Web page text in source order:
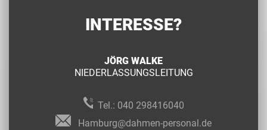
INTERESSE?
JÖRG WALKE
NIEDERLASSUNGSLEITUNG
Tel.: 040 298416040
Hamburg@dahmen-personal.de